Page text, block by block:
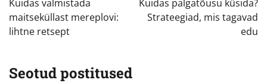
Kuidas valmistada
maitseküllast mereplovi:
lihtne retsept
Kuidas palgatõusu küsida?
Strateegiad, mis tagavad
edu
Seotud postitused